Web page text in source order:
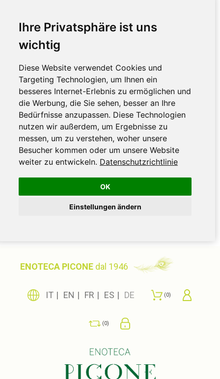
Ihre Privatsphäre ist uns
wichtig
Diese Website verwendet Cookies und
Targeting Technologien, um Ihnen ein
besseres Internet-Erlebnis zu ermöglichen und
die Werbung, die Sie sehen, besser an Ihre
Bedürfnisse anzupassen. Diese Technologien
nutzen wir außerdem, um Ergebnisse zu
messen, um zu verstehen, woher unsere
Besucher kommen oder um unsere Website
weiter zu entwickeln. Datenschutzrichtlinie
OK
Einstellungen ändern
ENOTECA PICONE dal 1946
IT EN FR ES DE 0
0